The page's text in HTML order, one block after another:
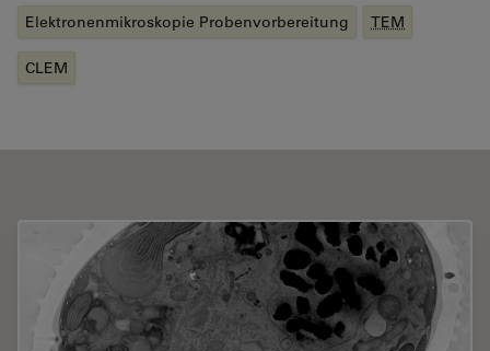
Elektronenmikroskopie Probenvorbereitung TEM
CLEM